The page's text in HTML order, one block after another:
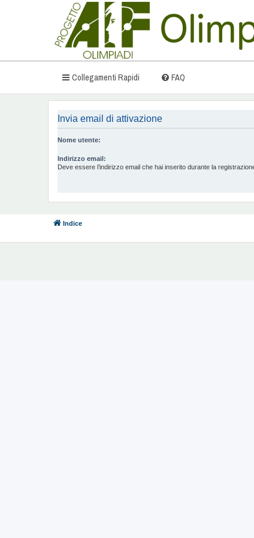
Collegamenti Rapidi FAQ
Invia email di attivazione
Nome utente:
Indirizzo email:
Deve essere l’indirizzo email che hai inserito durante la
Indice